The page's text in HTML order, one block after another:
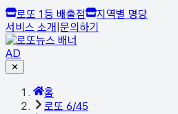
로또 1등 배출점
지역별 명당
서비스 소개|문의하기
AD
✕
홈
로또 6/45